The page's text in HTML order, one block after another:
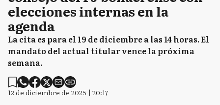
elecciones internas en la
agenda
La cita es para el 19 de diciembre a las 14 horas. El
mandato del actual titular vence la próxima
semana.
12 de diciembre de 2025 | 20:17